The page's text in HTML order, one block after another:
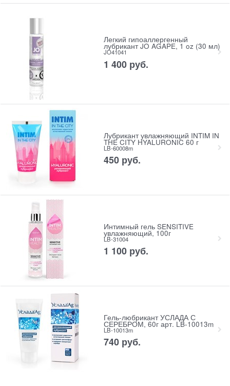
Легкий гипоаллергенный
лубрикант JO AGAPE, 1 oz (30 мл)
JO41041
1 400 руб.
Лубрикант увлажняющий INTIM IN
THE CITY HYALURONIC 60 г
LB-60008m
450 руб.
Интимный гель SENSITIVE
увлажняющий, 100г
LB-31004
1 100 руб.
Гель-любрикант УСЛАДА С
СЕРЕБРОМ, 60г арт. LB-10013m
LB-10013m
740 руб.